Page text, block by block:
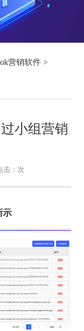
营销软件 >
小组营销
击： 次
示